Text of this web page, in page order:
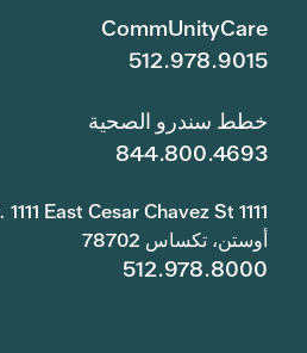
CommUnityCare
512.978.9015
خطط سندرو الصحية
844.800.4693
1111 East Cesar Chavez St. 1111 East Cesar Chavez St.
أوستن، تكساس 78702
512.978.8000